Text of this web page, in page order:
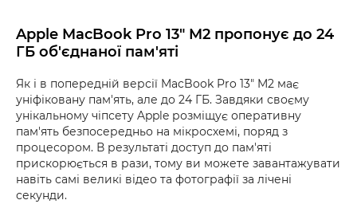
Apple MacBook Pro 13" M2 пропонує до 24
ГБ об'єднаної пам'яті
Як і в попередній версії MacBook Pro 13" M2 має
уніфіковану пам'ять, але до 24 ГБ. Завдяки своєму
унікальному чіпсету Apple розміщує оперативну
пам'ять безпосередньо на мікросхемі, поряд з
процесором. В результаті доступ до пам'яті
прискорюється в рази, тому ви можете завантажувати
навіть самі великі відео та фотографії за лічені
секунди.